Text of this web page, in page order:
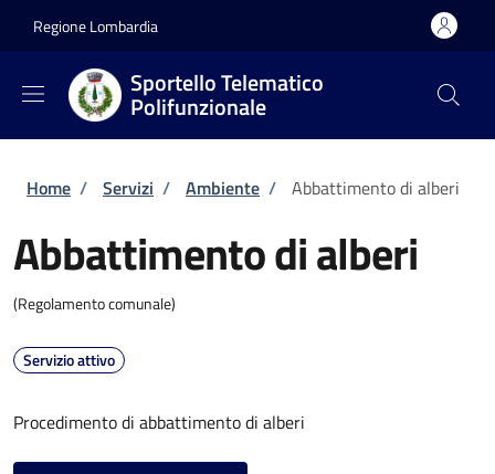
Regione Lombardia
Sportello Telematico
Polifunzionale
Briciole di pane
Home / Servizi / Ambiente / Abbattimento di alberi
Abbattimento di alberi
(Regolamento comunale)
Servizio attivo
Procedimento di abbattimento di alberi